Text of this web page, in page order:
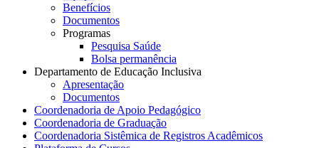
Benefícios
Documentos
Programas
Pesquisa Saúde
Bolsa permanência
Departamento de Educação Inclusiva
Apresentação
Documentos
Coordenadoria de Apoio Pedagógico
Coordenadoria de Graduação
Coordenadoria Sistêmica de Registros Acadêmicos